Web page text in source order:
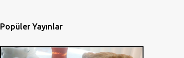
Popüler Yayınlar